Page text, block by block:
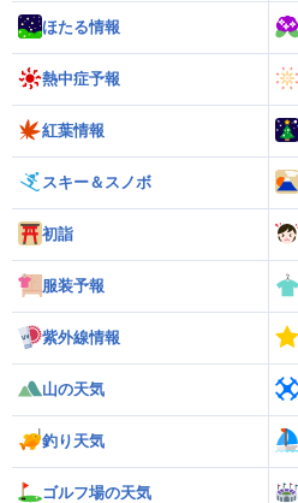
ほたる情報
熱中症予報
紅葉情報
スキー＆スノボ
初詣
服装予報
紫外線情報
山の天気
釣り天気
ゴルフ場の天気